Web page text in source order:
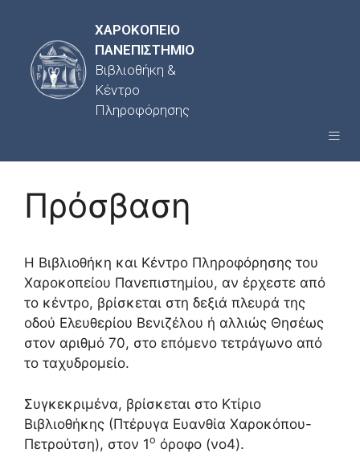
ΧΑΡΟΚΟΠΕΙΟ
ΠΑΝΕΠΙΣΤΗΜΙΟ
Βιβλιοθήκη &
Κέντρο
Πληροφόρησης
Πρόσβαση
Η Βιβλιοθήκη και Κέντρο Πληροφόρησης του
Χαροκοπείου Πανεπιστημίου, αν έρχεστε από
το κέντρο, βρίσκεται στη δεξιά πλευρά της
οδού Ελευθερίου Βενιζέλου ή αλλιώς Θησέως
στον αριθμό 70, στο επόμενο τετράγωνο από
το ταχυδρομείο.
Συγκεκριμένα, βρίσκεται στο Κτίριο
Βιβλιοθήκης (Πτέρυγα Ευανθία Χαροκόπου-
Πετρούτση), στον 1ο όροφο (νο4).